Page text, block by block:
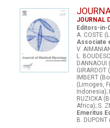
JOURNAL
Editors-in-
A. COSTE
Associate
V.
L.
DANNAOUI
GIRARDOT
IMBERT
(Limoges,
Indonesia);
RUZICKA
Africa); S.
Emeritus
B.